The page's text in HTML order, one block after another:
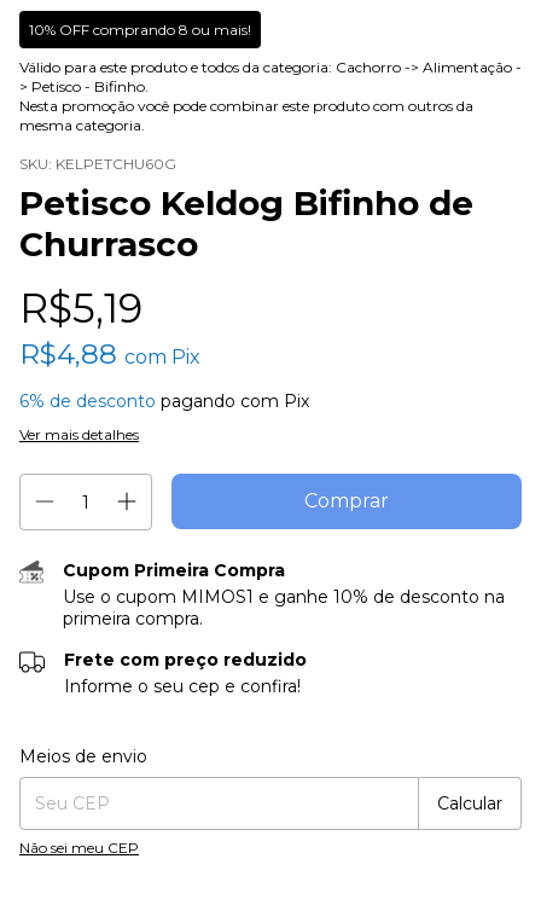
10% OFF comprando 8 ou mais!
Válido para este produto e todos da categoria: Cachorro -> Alimentação -
> Petisco - Bifinho.
Nesta promoção você pode combinar este produto com outros da
mesma categoria.
SKU: KELPETCHU60G
Petisco Keldog Bifinho de
Churrasco
R$5,19
R$4,88 com Pix
6% de desconto pagando com Pix
Ver mais detalhes
Cupom Primeira Compra
Use o cupom MIMOS1 e ganhe 10% de desconto na
primeira compra.
Frete com preço reduzido
Informe o seu cep e confira!
Entregas para o CEP:
Meios de envio
Calcular
Não sei meu CEP